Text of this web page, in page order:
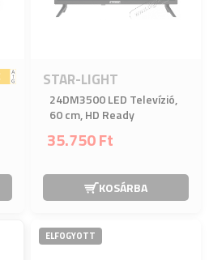
STAR-LIGHT
24DM3500 LED Televízió,
60 cm, HD Ready
35.750 Ft
KOSÁRBA
ELFOGYOTT